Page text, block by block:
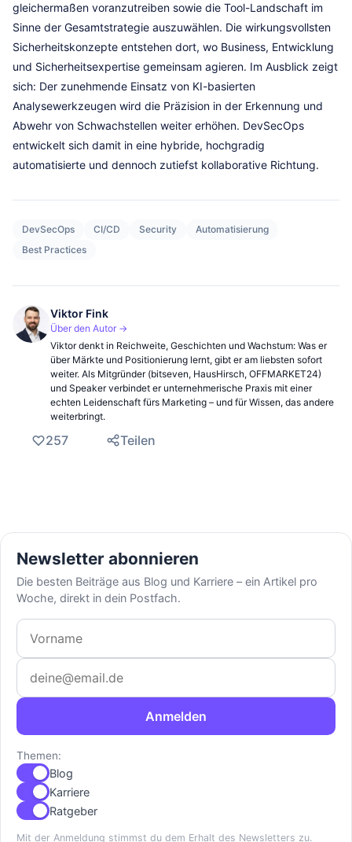
gleichermaßen voranzutreiben sowie die Tool-Landschaft im
Sinne der Gesamtstrategie auszuwählen. Die wirkungsvollsten
Sicherheitskonzepte entstehen dort, wo Business, Entwicklung
und Sicherheitsexpertise gemeinsam agieren. Im Ausblick zeigt
sich: Der zunehmende Einsatz von KI-basierten
Analysewerkzeugen wird die Präzision in der Erkennung und
Abwehr von Schwachstellen weiter erhöhen. DevSecOps
entwickelt sich damit in eine hybride, hochgradig
automatisierte und dennoch zutiefst kollaborative Richtung.
DevSecOps CI/CD Security
Automatisierung
Best Practices
Viktor Fink
Über den Autor →
Viktor denkt in Reichweite, Geschichten und Wachstum: Was er
über Märkte und Positionierung lernt, gibt er am liebsten sofort
weiter. Als Mitgründer (bitseven, HausHirsch, OFFMARKET24)
und Speaker verbindet er unternehmerische Praxis mit einer
echten Leidenschaft fürs Marketing – und für Wissen, das andere
weiterbringt.
257 Teilen
Newsletter abonnieren
Die besten Beiträge aus Blog und Karriere – ein Artikel pro
Woche, direkt in dein Postfach.
Vorname
E-Mail-Adresse
Anmelden
Themen:
Blog
Karriere
Ratgeber
Mit der Anmeldung stimmst du dem Erhalt des Newsletters zu.